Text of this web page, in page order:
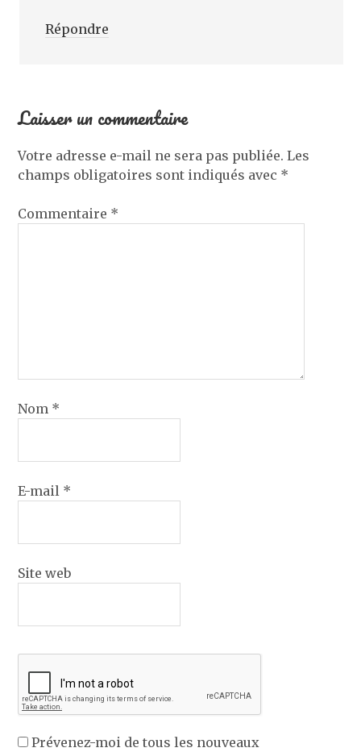
Répondre
Laisser un commentaire
Votre adresse e-mail ne sera pas publiée. Les
champs obligatoires sont indiqués avec *
Commentaire *
Nom *
E-mail *
Site web
Prévenez-moi de tous les nouveaux